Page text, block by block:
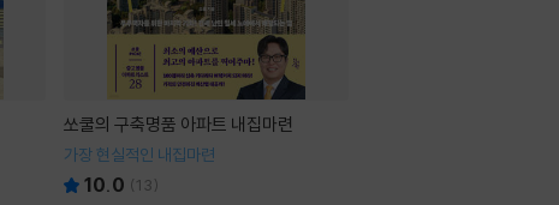
쏘쿨의 구축명품 아파트 내집마련
가장 현실적인 내집마련
10.0 (13)